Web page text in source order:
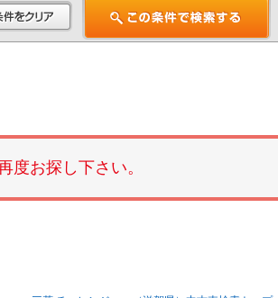
度お探し下さい。